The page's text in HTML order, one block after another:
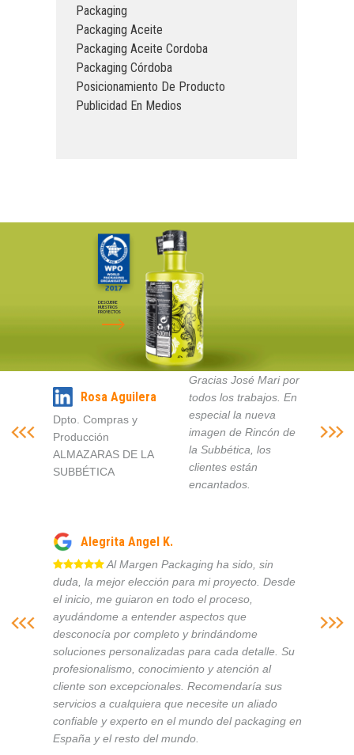
Packaging
Packaging Aceite
Packaging Aceite Cordoba
Packaging Córdoba
Posicionamiento De Producto
Publicidad En Medios
DESCUBRE
NUESTROS
PROYECTOS
Rosa Aguilera
Dpto. Compras y
Producción
ALMAZARAS DE LA
SUBBÉTICA
Gracias José Mari por
todos los trabajos. En
especial la nueva
imagen de Rincón de
la Subbética, los
clientes están
encantados.
Alegrita Angel K.
Al Margen Packaging ha sido, sin
duda, la mejor elección para mi proyecto. Desde
el inicio, me guiaron en todo el proceso,
ayudándome a entender aspectos que
desconocía por completo y brindándome
soluciones personalizadas para cada detalle. Su
profesionalismo, conocimiento y atención al
cliente son excepcionales. Recomendaría sus
servicios a cualquiera que necesite un aliado
confiable y experto en el mundo del packaging en
España y el resto del mundo.